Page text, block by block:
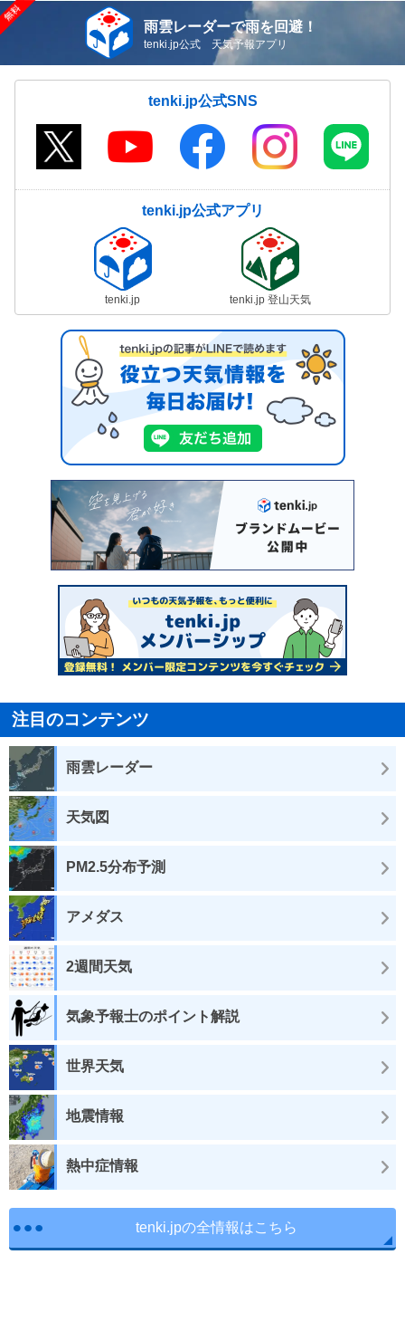
雨雲レーダーで雨を回避！
tenki.jp公式 天気予報アプリ
tenki.jp公式SNS
tenki.jp公式アプリ
tenki.jp tenki.jp 登山天気
注目のコンテンツ
雨雲レーダー
天気図
PM2.5分布予測
アメダス
2週間天気
気象予報士のポイント解説
世界天気
地震情報
熱中症情報
tenki.jpの全情報はこちら